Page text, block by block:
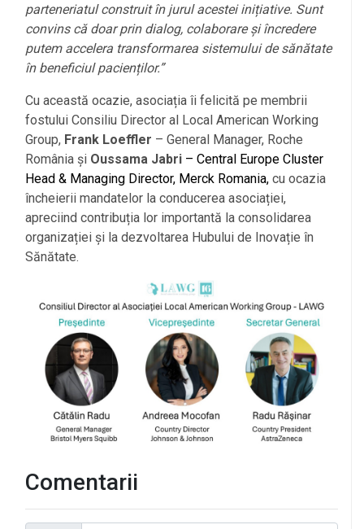
parteneriatul construit în jurul acestei inițiative. Sunt
convins că doar prin dialog, colaborare și încredere
putem accelera transformarea sistemului de sănătate
în beneficiul pacienților.”
Cu această ocazie, asociația îi felicită pe membrii
fostului Consiliu Director al Local American Working
Group, Frank Loeffler – General Manager, Roche
România și Oussama Jabri – Central Europe Cluster
Head & Managing Director, Merck Romania, cu ocazia
încheierii mandatelor la conducerea asociației,
apreciind contribuția lor importantă la consolidarea
organizației și la dezvoltarea Hubului de Inovație în
Sănătate.
Comentarii